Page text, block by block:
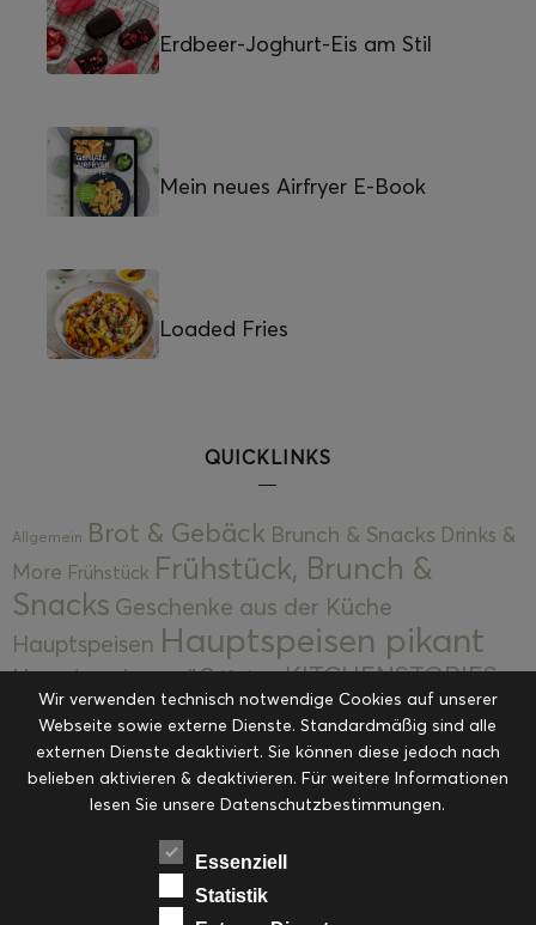
Erdbeer-Joghurt-Eis am Stil
Mein neues Airfryer E-Book
Loaded Fries
QUICKLINKS
Allgemein Brot & Gebäck Brunch & Snacks Drinks &
More Frühstück Frühstück, Brunch &
Snacks Geschenke aus der Küche
Hauptspeisen Hauptspeisen pikant
Hauptspeisen süßKekseKITCHENSTORIES
Kuchen, Torten & Desserts Kuchen und
Desserts Kulinarik Kulinarische Mitbringsel &
Eingemachtes Ohne Kategorie Ostern Resteküche
RezepteSaisonalSliderStartseite
Suppen, Salate & Vorspeisen
Vorspeisen, Salate & Suppen
Wir verwenden technisch notwendige Cookies auf unserer
Webseite sowie externe Dienste. Standardmäßig sind alle
externen Dienste deaktiviert. Sie können diese jedoch nach
belieben aktivieren & deaktivieren. Für weitere Informationen
lesen Sie unsere Datenschutzbestimmungen.
Essenziell
Statistik